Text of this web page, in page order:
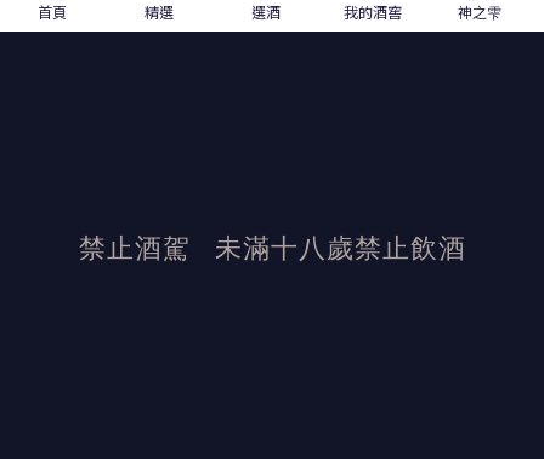
的氣泡加上複雜的滋味，讓夏夜日常都變成米
首頁 精選 選酒 我的酒窖 神之雫
禁止酒駕 未滿十八歲禁止飲酒